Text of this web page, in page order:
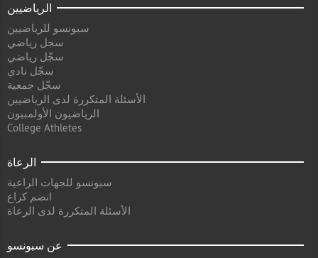
الرياضيين
سبونسو للرياضيين
سجل رياضي
سجّل رياضي
سجّل نادي
سجّل جمعية
الأسئلة المتكررة لدى الرياضيين
الرياضيون الأولمبيون
College Athletes
الرعاة
سبونسو للجهات الراعية
انضم كراع
الأسئلة المتكررة لدى الرعاة
عن سبونسو